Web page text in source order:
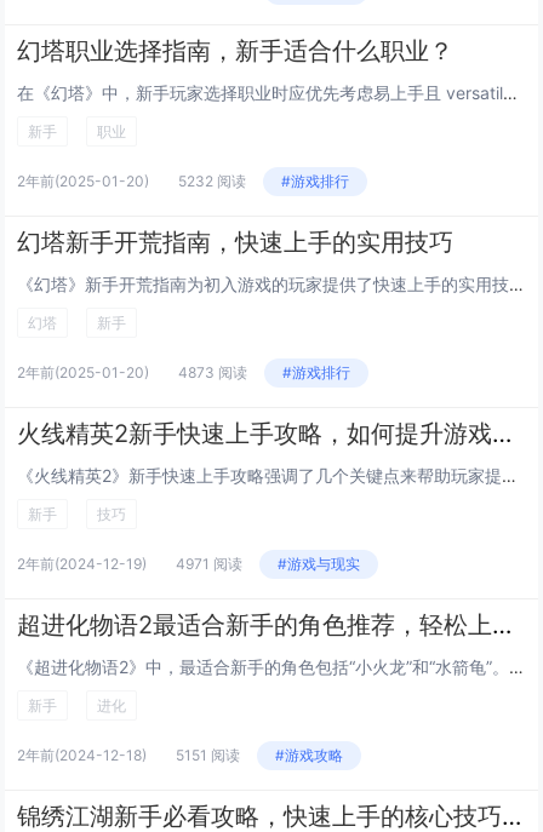
幻塔职业选择指南，新手适合什么职业？
在《幻塔》中，新手玩家选择职业时应优先考虑易上手且 versatile 的职业。推荐的职业包括“机械”和“冰属性”两类。“机械”职业擅长使用各种武器和装置，具有较强的生存能力和输出能力，适合喜欢近战和策略性玩法的玩家。“冰属性”职业则以控制...
新手 职业
2年前(2025-01-20) 5232 阅读 #游戏排行
幻塔新手开荒指南，快速上手的实用技巧
《幻塔》新手开荒指南为初入游戏的玩家提供了快速上手的实用技巧。熟悉基础操作是关键，包括移动、攻击和闪避等。合理分配初始资源，优先提升武器和装备，能显著增强战斗力。探索世界时，不要忽视环境互动元素，如攀爬高处可发现隐藏道具。主线任务提供大量经...
幻塔 新手
2年前(2025-01-20) 4873 阅读 #游戏排行
火线精英2新手快速上手攻略，如何提升游戏技巧？
《火线精英2》新手快速上手攻略强调了几个关键点来帮助玩家提升游戏技巧：熟悉游戏的基本操作和控制是基础，包括移动、射击和使用特殊技能。选择适合自己的角色和武器至关重要，不同角色拥有独特的技能，合理搭配可以发挥更大作用。了解地图布局和战略要点，...
新手 技巧
2年前(2024-12-19) 4971 阅读 #游戏与现实
超进化物语2最适合新手的角色推荐，轻松上手的进化路径
《超进化物语2》中，最适合新手的角色包括“小火龙”和“水箭龟”。这些角色不仅初始技能简单易懂，而且进化路径清晰，能够随着玩家的游戏进程逐渐解锁更强大的形态。“小火龙”可以通过积累经验值进化为“火恐龙”，再进一步进化为“火焰兽”，每次进化都会...
新手 进化
2年前(2024-12-18) 5151 阅读 #游戏攻略
锦绣江湖新手必看攻略，快速上手的核心技巧解析